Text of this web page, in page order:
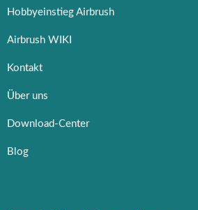
Hobbyeinstieg Airbrush
Airbrush WIKI
Kontakt
Über uns
Download-Center
Blog